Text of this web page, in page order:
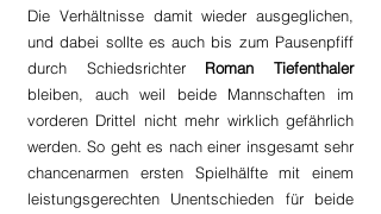
Die Verhältnisse damit wieder ausgeglichen,
und dabei sollte es auch bis zum Pausenpfiff
durch Schiedsrichter Roman Tiefenthaler
bleiben, auch weil beide Mannschaften im
vorderen Drittel nicht mehr wirklich gefährlich
werden. So geht es nach einer insgesamt sehr
chancenarmen ersten Spielhälfte mit einem
leistungsgerechten Unentschieden für beide